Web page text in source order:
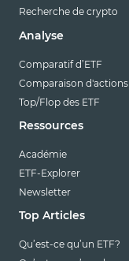
Recherche de crypto
Analyse
Comparatif d’ETF
Comparaison d'actions
Top/Flop des ETF
Ressources
Académie
ETF-Explorer
Newsletter
Top Articles
Qu’est-ce qu’un ETF?